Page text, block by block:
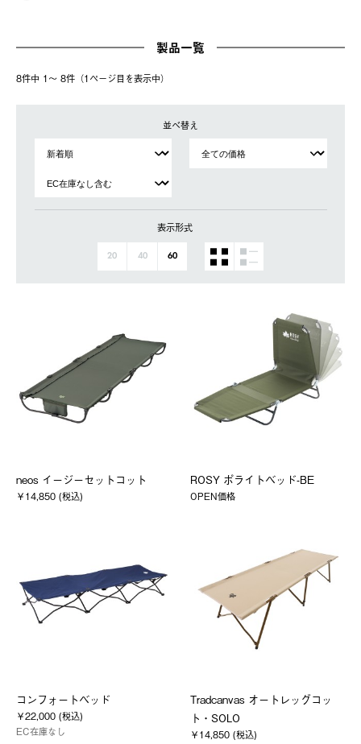
製品一覧
8件中 1〜 8件（1ページ⽬を表⽰中）
並べ替え
表示形式
20 40 60
neos イージーセットコット
￥14,850 (税込)
ROSY ポライトベッド-BE
OPEN価格
コンフォートベッド
￥22,000 (税込)
EC在庫なし
Tradcanvas オートレッグコッ
ト・SOLO
￥14,850 (税込)